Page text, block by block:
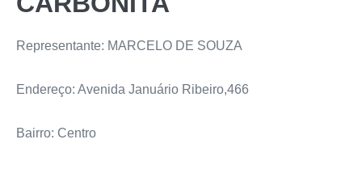
Representante: MARCELO DE SOUZA
Endereço: Avenida Januário Ribeiro,466
Bairro: Centro